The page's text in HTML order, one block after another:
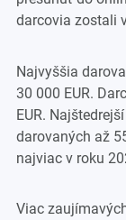
darcovia zostali
Najvyššia
30 000 EUR.
EUR.
darovaných až
najviac v roku
Viac